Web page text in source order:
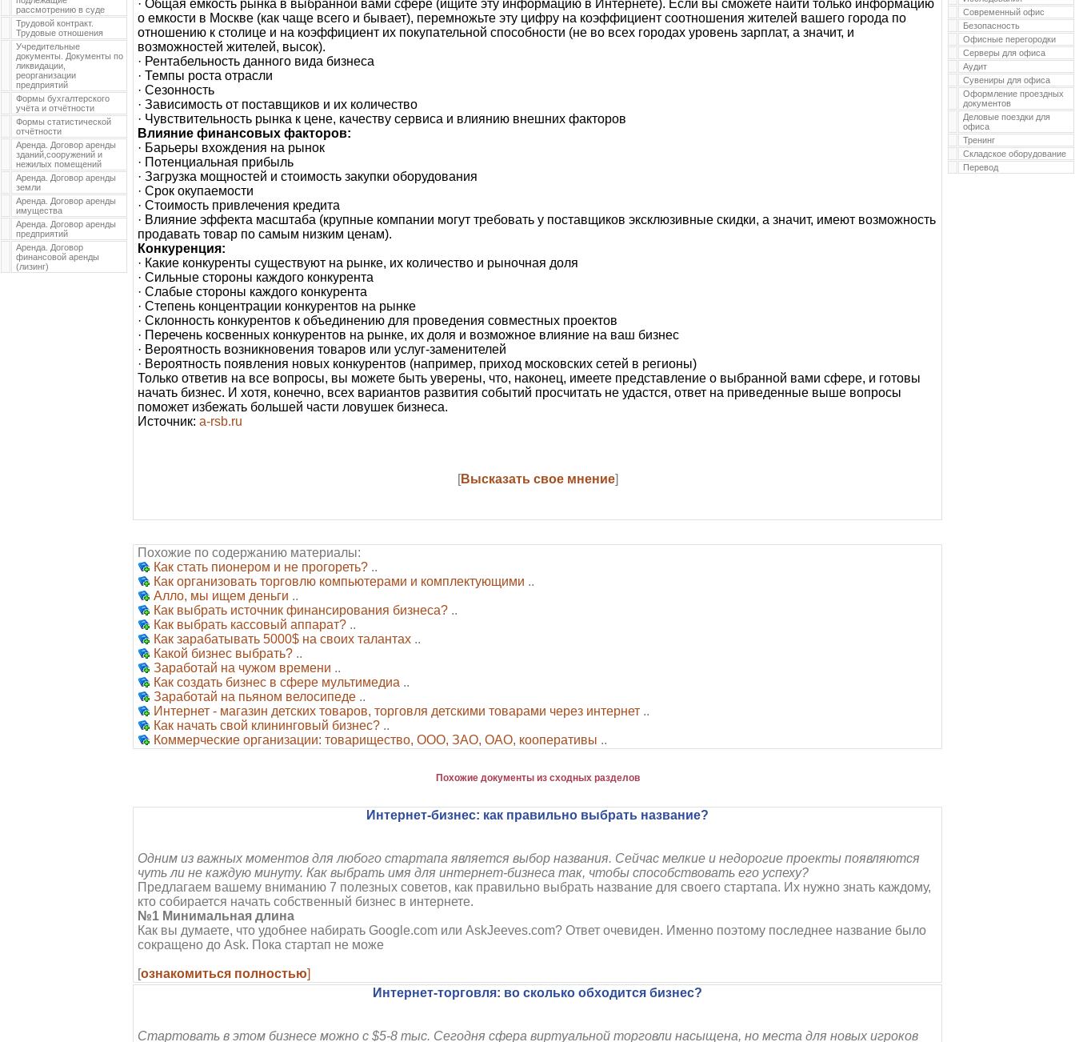
рассмотрению в суде
Трудовой контракт.
Трудовые отношения
Учредительные
документы. Документы по
ликвидации,
реорганизации
предприятий
Формы бухгалтерского
учёта и отчётности
Формы статистической
отчётности
Аренда. Договор аренды
зданий,сооружений и
нежилых помещений
Аренда. Договор аренды
земли
Аренда. Договор аренды
имущества
Аренда. Договор аренды
предприятий
Аренда. Договор
финансовой аренды
(лизинг)
· Общая емкость рынка в выбранной вами сфере (ищите эту информацию в Интернете). Если вы сможете найти только информацию
о емкости в Москве (как чаще всего и бывает), перемножьте эту цифру на коэффициент соотношения жителей вашего города по
отношению к столице и на коэффициент их покупательной способности (не во всех городах уровень зарплат, а значит, и
возможностей жителей, высок).
· Рентабельность данного вида бизнеса
· Темпы роста отрасли
· Сезонность
· Зависимость от поставщиков и их количество
· Чувствительность рынка к цене, качеству сервиса и влиянию внешних факторов
Влияние финансовых факторов:
· Барьеры вхождения на рынок
· Потенциальная прибыль
· Загрузка мощностей и стоимость закупки оборудования
· Срок окупаемости
· Стоимость привлечения кредита
· Влияние эффекта масштаба (крупные компании могут требовать у поставщиков эксклюзивные скидки, а значит, имеют возможность
продавать товар по самым низким ценам).
Конкуренция:
· Какие конкуренты существуют на рынке, их количество и рыночная доля
· Сильные стороны каждого конкурента
· Слабые стороны каждого конкурента
· Степень концентрации конкурентов на рынке
· Склонность конкурентов к объединению для проведения совместных проектов
· Перечень косвенных конкурентов на рынке, их доля и возможное влияние на ваш бизнес
· Вероятность возникновения товаров или услуг-заменителей
· Вероятность появления новых конкурентов (например, приход московских сетей в регионы)
Только ответив на все вопросы, вы можете быть уверены, что, наконец, имеете представление о выбранной вами сфере, и готовы
начать бизнес. И хотя, конечно, всех вариантов развития событий просчитать не удастся, ответ на приведенные выше вопросы
поможет избежать большей части ловушек бизнеса.
Источник: a-rsb.ru
[Высказать свое мнение]
Похожие по содержанию материалы:
Как стать пионером и не прогореть? ..
Как организовать торговлю компьютерами и комплектующими ..
Алло, мы ищем деньги ..
Как выбрать источник финансирования бизнеса? ..
Как выбрать кассовый аппарат? ..
Как зарабатывать 5000$ на своих талантах ..
Какой бизнес выбрать? ..
Заработай на чужом времени ..
Как создать бизнес в сфере мультимедиа ..
Заработай на пьяном велосипеде ..
Интернет - магазин детских товаров, торговля детскими товарами через интернет ..
Как начать свой клининговый бизнес? ..
Коммерческие организации: товарищество, ООО, ЗАО, ОАО, кооперативы ..
Похожие документы из сходных разделов
Интернет-бизнес: как правильно выбрать название?
Одним из важных моментов для любого стартапа является выбор названия. Сейчас мелкие и недорогие проекты появляются
чуть ли не каждую минуту. Как выбрать имя для интернет-бизнеса так, чтобы способствовать его успеху?
Предлагаем вашему вниманию 7 полезных советов, как правильно выбрать название для своего стартапа. Их нужно знать каждому,
кто собирается начать собственный бизнес в интернете.
№1 Минимальная длина
Как вы думаете, что удобнее набирать Google.com или AskJeeves.com? Ответ очевиден. Именно поэтому последнее название было
сокращено до Ask. Пока стартап не може
[ознакомиться полностью]
Интернет-торговля: во сколько обходится бизнес?
Стартовать в этом бизнесе можно с $5-8 тыс. Сегодня сфера виртуальной торговли насыщена, но места для новых игроков
Современный офис
Безопасность
Офисные перегородки
Серверы для офиса
Аудит
Сувениры для офиса
Оформление проездных
документов
Деловые поездки для
офиса
Тренинг
Складское оборудование
Перевод